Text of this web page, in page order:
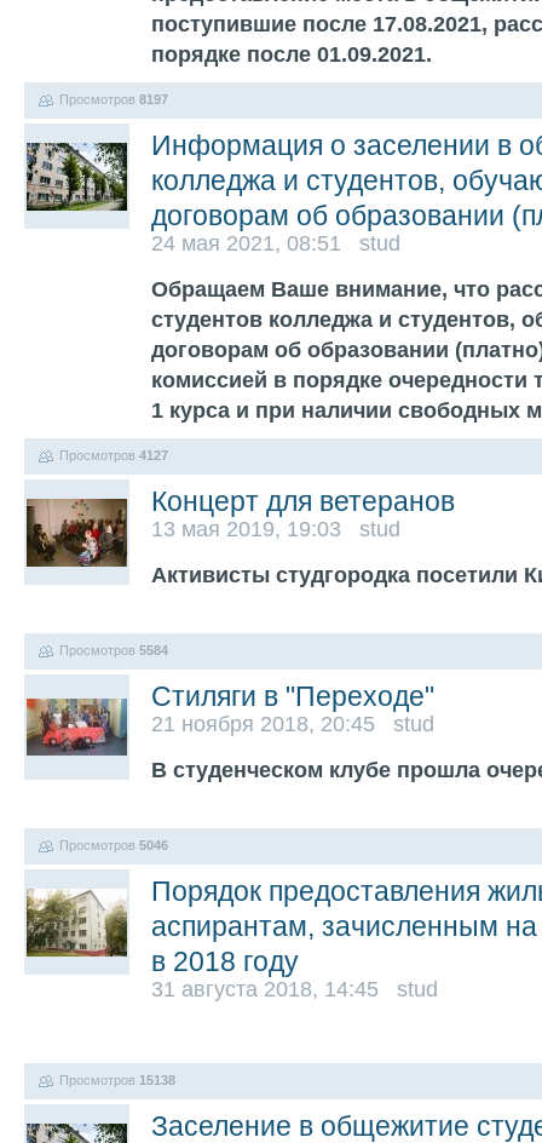
поступившие после 17.08.2021,
порядке после 01.09.2021.
Просмотров 8197
Информация о заселении в
колледжа и студентов,
договорам об образовании
24 мая 2021, 08:51 stud
Обращаем Ваше внимание, что
студентов колледжа и студентов,
договорам об образовании
комиссией в порядке очередности
1 курса и при наличии свободных
Просмотров 4127
Концерт для ветеранов
13 мая 2019, 19:03 stud
Активисты студгородка посетили
Просмотров 5584
Стиляги в "Переходе"
21 ноября 2018, 20:45 stud
В студенческом клубе прошла
Просмотров 5046
Порядок предоставления
аспирантам, зачисленным
в 2018 году
31 августа 2018, 14:45 stud
Просмотров 15138
Заселение в общежитие